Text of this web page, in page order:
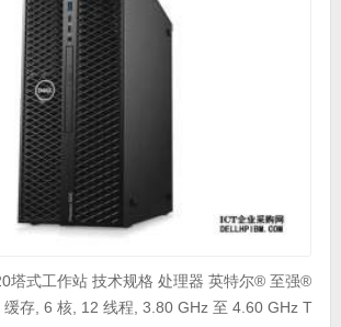
塔式工作站 技术规格 处理器 英特尔® 至强®
存, 6 核, 12 线程, 3.80 GHz 至 4.60 GHz T